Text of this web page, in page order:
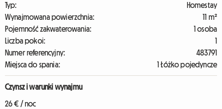
Typ:
Homestay
Wynajmowana powierzchnia:
11 m²
Pojemność zakwaterowania:
1 osoba
Liczba pokoi:
1
Numer referencyjny:
483791
Miejsca do spania:
1 Łóżko pojedyncze
Czynsz i warunki wynajmu
26 € / noc